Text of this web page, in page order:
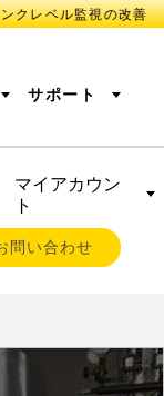
クレベル監視の改善
マイアカウン
ト
問い合わせ
サポート